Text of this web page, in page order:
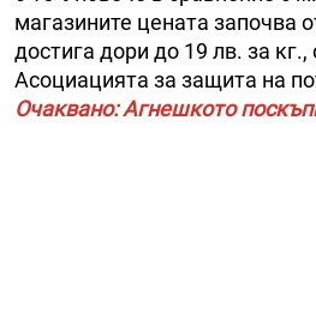
магазините цената започва
достига дори до 19 лв. за
Асоциацията за защита на
Очаквано: Агнешкото